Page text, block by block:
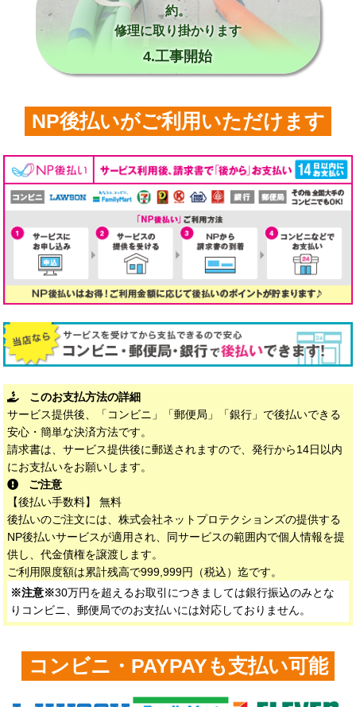
約。
修理に取り掛かります
4.工事開始
NP後払いがご利用いただけます
このお支払方法の詳細
サービス提供後、「コンビニ」「郵便局」「銀行」で後払いできる
安心・簡単な決済方法です。
請求書は、サービス提供後に郵送されますので、発行から14日以内
にお支払いをお願いします。
ご注意
【後払い手数料】 無料
後払いのご注文には、株式会社ネットプロテクションズの提供する
NP後払いサービスが適用され、同サービスの範囲内で個人情報を提
供し、代金債権を譲渡します。
ご利用限度額は累計残高で999,999円（税込）迄です。
※注意※30万円を超えるお取引につきましては銀行振込のみとな
りコンビニ、郵便局でのお支払いには対応しておりません。
コンビニ・PAYPAYも支払い可能